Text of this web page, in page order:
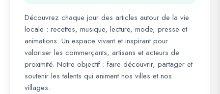
Découvrez chaque jour des articles autour de la vie
locale : recettes, musique, lecture, mode, presse et
animations. Un espace vivant et inspirant pour
valoriser les commerçants, artisans et acteurs de
proximité. Notre objectif : faire découvrir, partager et
soutenir les talents qui animent nos villes et nos
villages.